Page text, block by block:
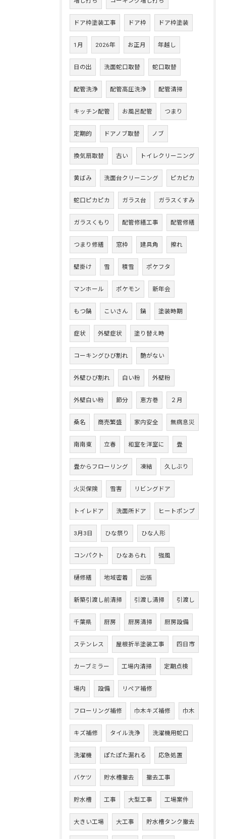
ドア枠塗装工事 ドア枠 ドア枠塗装
1月 2026年 お正月 年越し
日の出 洗面蛇口取替 蛇口取替
配管洗浄 配管高圧洗浄 配管清掃
キッチン配管 お風呂配管 つまり
定期的 ドアノブ取替 ノブ
換気扇取替 古い トイレクリーニング
黄ばみ 洗面台クリーニング ピカピカ
蛇口ピカピカ ガラス台 ガラスくすみ
ガラスくもり 配管修繕工事 配管修繕
つまり修繕 窓枠 建具角 擦れ
壁掛け 雪 積雪 ポケフタ
マンホール ポケモン 新年会
もつ鍋 こいさん 鍋 塗装時期
症状 外壁症状 塗り替え時
コーキングひび割れ 艶がない
外壁ひび割れ 白い粉 外壁粉
外壁白い粉 節分 恵方巻 ２月
桑名 商売繁盛 家内安全 無病息災
南南東 立春 和室を洋室に 畳
畳からフローリング 凍結 久しぶり
火災保険 雪害 リビングドア
トイレドア 洗面所ドア ヒートポンプ
3月3日 ひな祭り ひな人形
コンパクト ひなあられ 強風
樋修繕 地域密着 出張
新築引渡し前清掃 引渡し清掃 引渡し
千葉県 厨房 厨房清掃 厨房設備
ステンレス 屋根折半塗装工事 四日市
カーブミラー 工場内清掃 定期点検
場内 設備 リペア補修
フローリング補修 巾木キズ補修 巾木
キズ補修 タイル洗浄 洗濯機用蛇口
洗濯機 ぽたぽた漏れる 応急処置
バケツ 貯水槽撤去 撤去工事
貯水槽 工事 大型工事 工場案件
大きい工場 大工事 貯水槽タンク撤去